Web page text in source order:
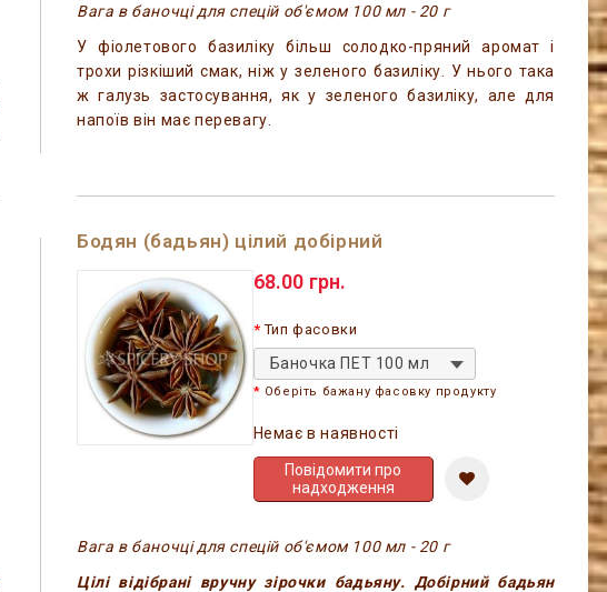
Вага в баночці для спецій об'ємом 100 мл - 20 г
У фіолетового базиліку більш солодко-пряний аромат і
трохи різкіший смак, ніж у зеленого базиліку. У нього така
ж галузь застосування, як у зеленого базиліку, але для
напоїв він має перевагу.
Бодян (бадьян) цілий добірний
68.00 грн.
Тип фасовки
Баночка ПЕТ 100 мл
Оберіть бажану фасовку продукту
Немає в наявності
Повідомити про
надходження
Вага в баночці для спецій об'ємом 100 мл - 20 г
Цілі відібрані вручну зірочки бадьяну. Добірний бадьян